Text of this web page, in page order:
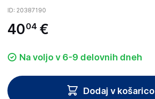
ID: 20387190
4004 €
Na voljo v 6-9 delovnih dneh
Dodaj v košarico